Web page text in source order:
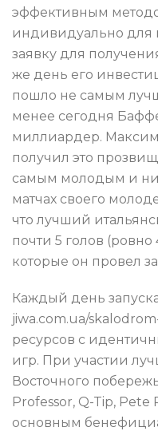
эффективным
индивидуально для
заявку для
же день его
пошло не самым
менее сегодня
миллиардер.
получил это
самым молодым и
матчах своего
что лучший
почти 5 голов (ровно
которые он провел
Каждый день
jiwa.com.ua/
ресурсов с
игр. При участии
Восточного
Professor, Q-Tip, Pete
основным